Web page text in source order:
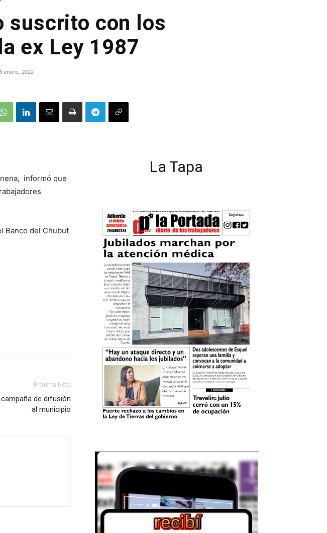
suscrito con los
ex Ley 1987
enero, 2022
informó que
Banco del Chubut
Próxima Nota
de difusión
al municipio
La Tapa